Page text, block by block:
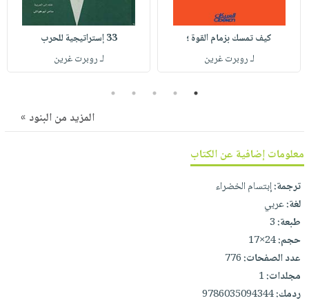
أطفال
فيديوهات
أسئلة
طرحها
وفرات
انشر
كتابك
تواصل
معنا
عربة
التسوق
نشرة
كيف تمسك بزمام القوة ؛
لـ روبرت غرين
33 إستراتيجية للحرب
لـ روبرت غرين
1
2
3
4
5
المزيد من البنود »
معلومات إضافية عن الكتاب
ترجمة:إبتسام الخضراء
لغة:عربي
طبعة:3
حجم:24×17
عدد الصفحات:776
مجلدات:1
ردمك:9786035094344